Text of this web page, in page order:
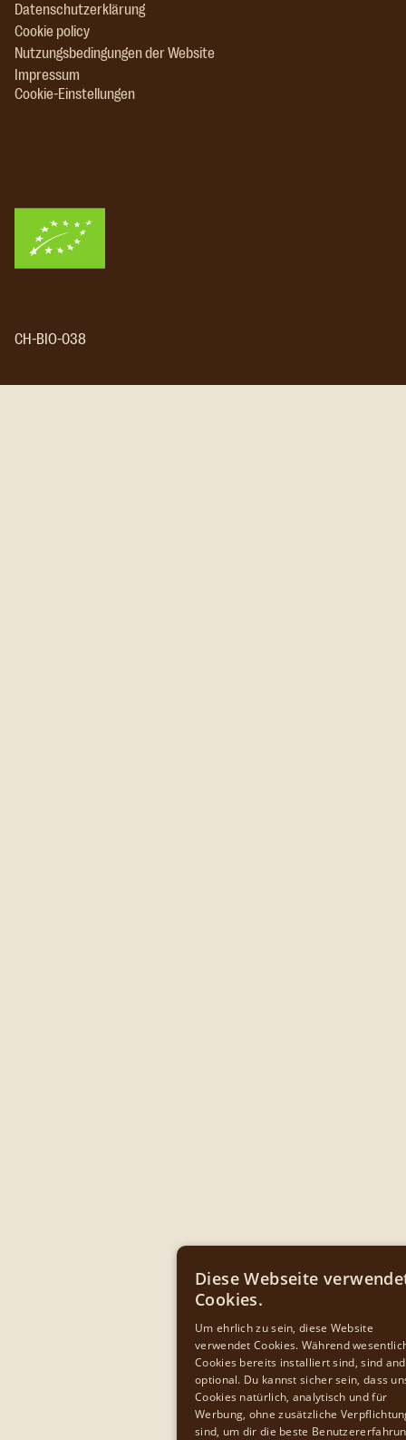
Datenschutzerklärung
Cookie policy
Nutzungsbedingungen der Website
Impressum
Cookie-Einstellungen
CH-BIO-038
CZECH
Diese Webseite
Cookies.
Um ehrlich zu sein, diese Website
verwendet Cookies. Während
Cookies bereits installiert sind, sind
optional. Du kannst sicher sein, dass
Cookies natürlich, analytisch und für
Werbung, ohne zusätzliche
sind, um dir die beste